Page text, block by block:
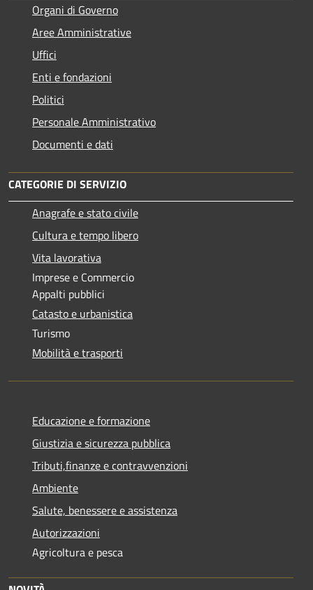
Organi di Governo
Aree Amministrative
Uffici
Enti e fondazioni
Politici
Personale Amministrativo
Documenti e dati
CATEGORIE DI SERVIZIO
Anagrafe e stato civile
Cultura e tempo libero
Vita lavorativa
Imprese e Commercio
Appalti pubblici
Catasto e urbanistica
Turismo
Mobilità e trasporti
Educazione e formazione
Giustizia e sicurezza pubblica
Tributi,finanze e contravvenzioni
Ambiente
Salute, benessere e assistenza
Autorizzazioni
Agricoltura e pesca